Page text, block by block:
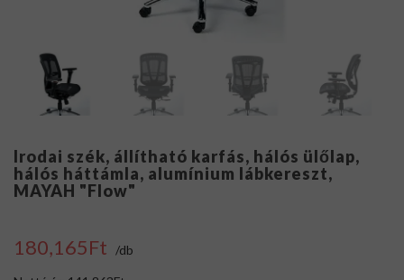
Irodai szék, állítható karfás, hálós ülőlap,
hálós háttámla, alumínium lábkereszt,
MAYAH "Flow"
180,165Ft /db